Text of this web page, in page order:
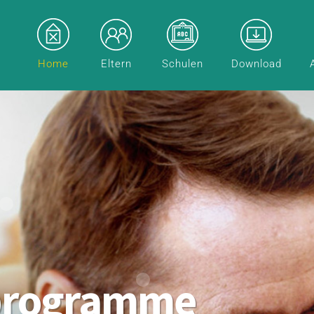
Home Eltern Schulen Download